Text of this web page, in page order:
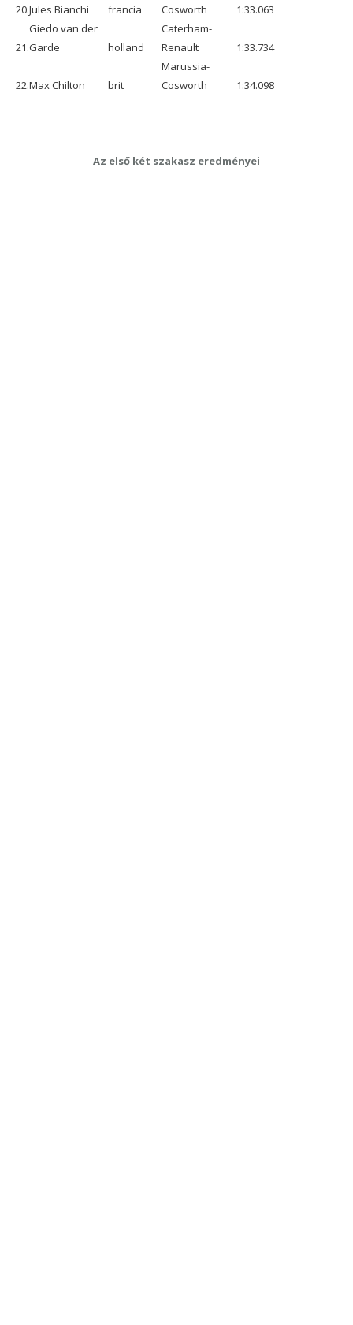
20.Jules Bianchi francia Cosworth 1:33.063
21.
Giedo van der
Garde
holland
Caterham-
Renault
1:33.734
22.Max Chilton brit
Marussia-
Cosworth
1:34.098
Az első két szakasz eredményei